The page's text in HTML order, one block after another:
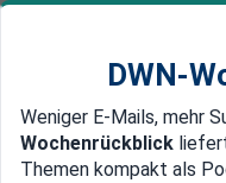
Newsticker MEIN
Edelmetalle
DWN-
Weniger E-Mails, mehr
Wochenrückblick
Themen kompakt als